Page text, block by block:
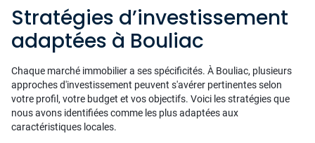
Stratégies d’investissement
adaptées à Bouliac
Chaque marché immobilier a ses spécificités. À Bouliac, plusieurs
approches d'investissement peuvent s'avérer pertinentes selon
votre profil, votre budget et vos objectifs. Voici les stratégies que
nous avons identifiées comme les plus adaptées aux
caractéristiques locales.